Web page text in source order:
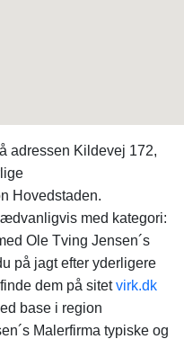
adressen Kildevej 172,
Hovedstaden.
med kategori:
Ole Tving Jensen´s
på jagt efter yderligere
dem på sitetvirk.dk
base i region
Malerfirma typiske og